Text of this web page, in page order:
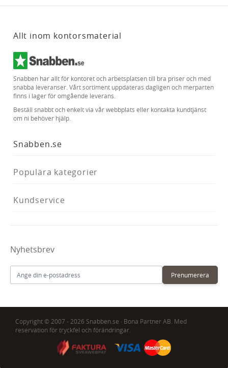
Allt inom kontorsmaterial
Snabben har allt för kontoret och arbetsplatsen till bra priser och med
snabba leveranser. Vårt sortiment uppdateras dagligen och merparten
finns i lager för omgående leverans.
Beställ snabbt och enkelt via vår webbplats eller kontakta kundtjänst
om ni behöver hjälp.
Snabben.se
Populära kategorier
Kundservice
Nyhetsbrev
Prenumerera
Copyright © 2007 - 2026 Snabben.se · Bona Partner AB. Med
reservation för tryckfel och förändringar.